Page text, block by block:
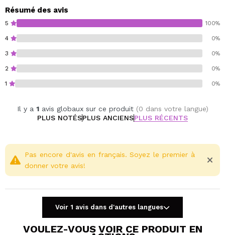
Résumé des avis
5 100%
4 0%
3 0%
2 0%
1 0%
Il y a 1avis globaux sur ce produit (0 dans votre langue)
PLUS NOTÉSPLUS ANCIENSPLUS RÉCENTS
Pas encore d'avis en français. Soyez le premier à
donner votre avis!
Voir 1 avis dans d'autres langues
VOULEZ-VOUS VOIR CE PRODUIT EN